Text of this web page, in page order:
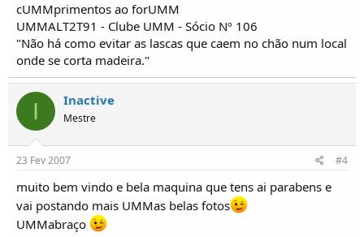
cUMMprimentos ao forUMM
UMMALT2T91 - Clube UMM - Sócio Nº 106
"Não há como evitar as lascas que caem no chão num local
onde se corta madeira."
I Inactive
Mestre
23 Fev 2007 #4
muito bem vindo e bela maquina que tens ai parabens e
vai postando mais UMMas belas fotos
UMMabraço